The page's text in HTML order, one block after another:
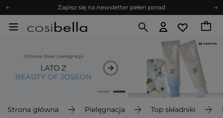
Zapisz się na newsletter pełen porad
Bezpłatne konsultacje kosmetologiczne
Poleć nas i zyskaj jeszcze więcej punktów
Zapisz się na newsletter pełen porad
Strona główna Pielęgnacja Top składniki